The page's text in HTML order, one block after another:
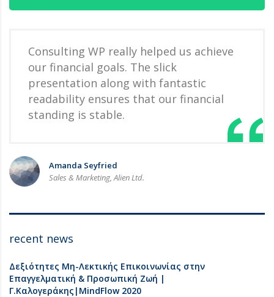
Consulting WP really helped us achieve
our financial goals. The slick
presentation along with fantastic
readability ensures that our financial
standing is stable.
Amanda Seyfried
Sales & Marketing, Alien Ltd.
recent news
Δεξιότητες Μη-Λεκτικής Επικοινωνίας στην
Επαγγελματική & Προσωπική Ζωή |
Γ.Καλογεράκης|MindFlow 2020